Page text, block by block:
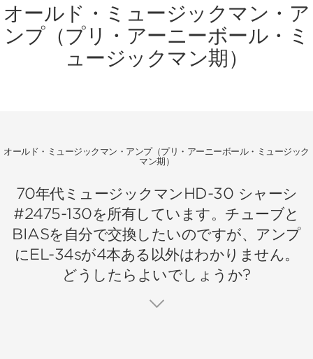
オールド・ミュージックマン・ア
ンプ（プリ・アーニーボール・ミ
ュージックマン期）
オールド・ミュージックマン・アンプ（プリ・アーニーボール・ミュージック
マン期）
70年代ミュージックマンHD-30 シャーシ
#2475-130を所有しています。チューブと
BIASを自分で交換したいのですが、アンプ
にEL-34sが4本ある以外はわかりません。
どうしたらよいでしょうか?